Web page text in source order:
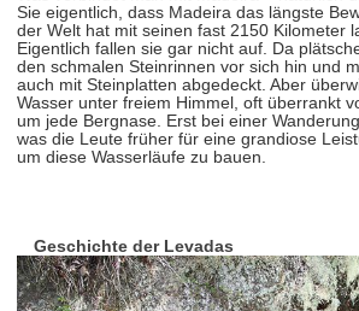
Sie eigentlich, dass Madeira das längste
der Welt hat mit seinen fast 2150 Kilometer
Eigentlich fallen sie gar nicht auf. Da
den schmalen Steinrinnen vor sich hin und
auch mit Steinplatten abgedeckt. Aber
Wasser unter freiem Himmel, oft überrankt
um jede Bergnase. Erst bei einer
was die Leute früher für eine grandiose
um diese Wasserläufe zu bauen.
Geschichte der Levadas